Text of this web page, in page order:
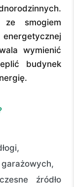
smogiem
wymienić
budynek
źródło